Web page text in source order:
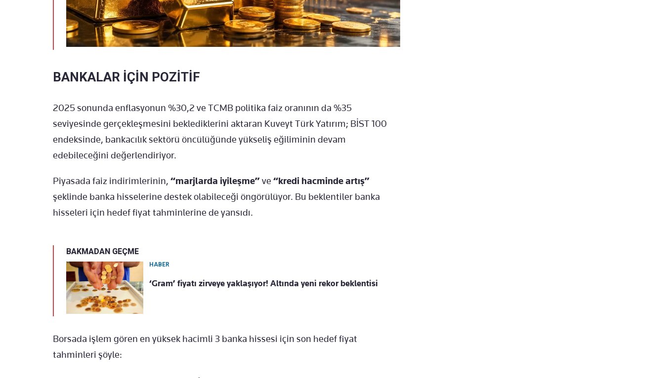
BANKALAR İÇİN POZİTİF
2025 sonunda enflasyonun %30,2 ve TCMB politika faiz oranının da %35
seviyesinde gerçekleşmesini beklediklerini aktaran Kuveyt Türk Yatırım; BİST 100
endeksinde, bankacılık sektörü öncülüğünde yükseliş eğiliminin devam
edebileceğini değerlendiriyor.
Piyasada faiz indirimlerinin, “marjlarda iyileşme”ve “kredi hacminde artış”
şeklinde banka hisselerine destek olabileceği öngörülüyor. Bu beklentiler banka
hisseleri için hedef fiyat tahminlerine de yansıdı.
BAKMADAN GEÇME
HABER
‘Gram’ fiyatı zirveye yaklaşıyor! Altında yeni rekor beklentisi
Borsada işlem gören en yüksek hacimli 3 banka hissesi için son hedef fiyat
tahminleri şöyle: